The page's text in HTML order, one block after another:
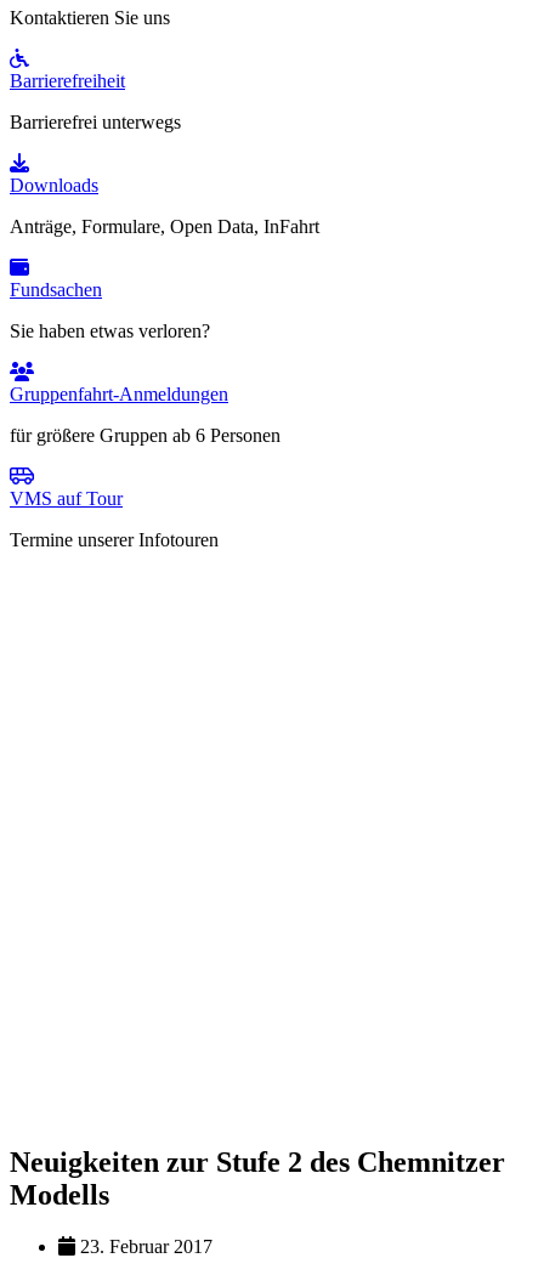
Kontaktieren Sie uns
Barrierefreiheit
Barrierefrei unterwegs
Downloads
Anträge, Formulare, Open Data, InFahrt
Fundsachen
Sie haben etwas verloren?
Gruppenfahrt-Anmeldungen
für größere Gruppen ab 6 Personen
VMS auf Tour
Termine unserer Infotouren
Neuigkeiten zur Stufe 2 des Chemnitzer
Modells
23. Februar 2017